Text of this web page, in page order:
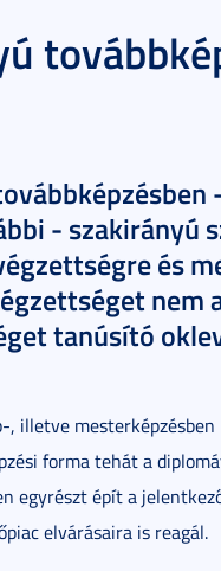
- szakirányú
és
nem
tanúsító
, illetve
forma tehát a
egyrészt épít a
elvárásaira is reagál.